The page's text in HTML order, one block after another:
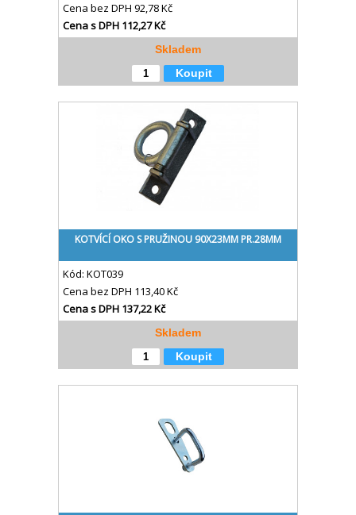
Cena bez DPH 92,78 Kč
Cena s DPH 112,27 Kč
Skladem
Koupit
KOTVÍCÍ OKO S PRUŽINOU 90X23MM PR.28MM
Kód: KOT039
Cena bez DPH 113,40 Kč
Cena s DPH 137,22 Kč
Skladem
Koupit